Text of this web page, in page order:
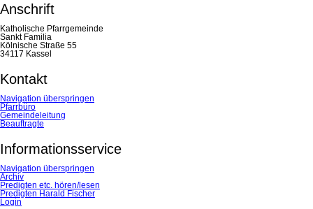
Anschrift
Katholische Pfarrgemeinde
Sankt Familia
Kölnische Straße 55
34117 Kassel
Kontakt
Navigation überspringen
Pfarrbüro
Gemeindeleitung
Beauftragte
Informationsservice
Navigation überspringen
Archiv
Predigten etc. hören/lesen
Predigten Harald Fischer
Login